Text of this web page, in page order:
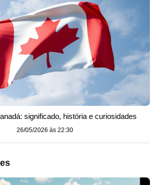
significado, história e curiosidades
26/05/2026 às 22:30